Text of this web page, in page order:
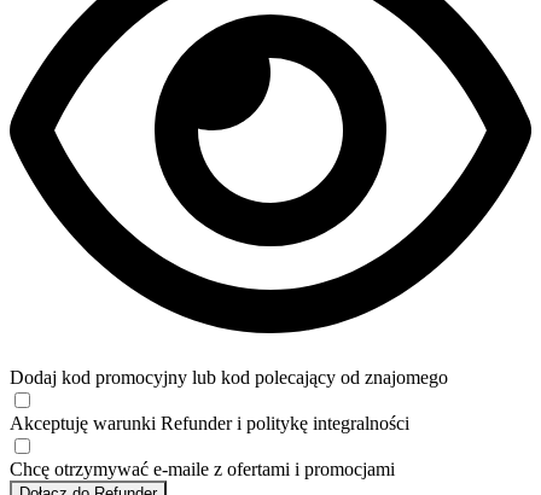
Dodaj kod promocyjny lub kod polecający od znajomego
Akceptuję warunki Refunder i politykę integralności
Chcę otrzymywać e-maile z ofertami i promocjami